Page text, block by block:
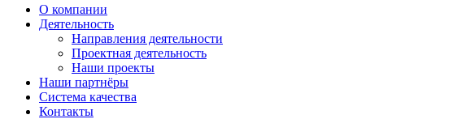
О компании
Деятельность
Направления деятельности
Проектная деятельность
Наши проекты
Наши партнёры
Система качества
Контакты